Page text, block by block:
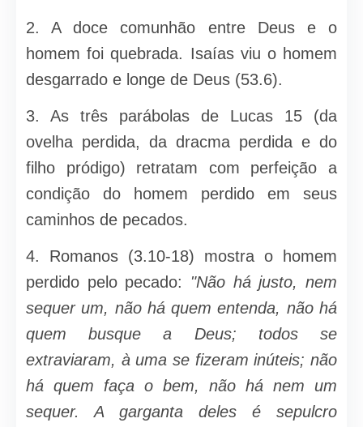
2. A doce comunhão entre Deus e o
homem foi quebrada. Isaías viu o homem
desgarrado e longe de Deus (53.6).
3. As três parábolas de Lucas 15 (da
ovelha perdida, da dracma perdida e do
filho pródigo) retratam com perfeição a
condição do ho­mem perdido em seus
caminhos de pecados.
4. Romanos (3.10-18) mostra o homem
perdido pelo pecado: "Não há justo, nem
sequer um, não há quem entenda, não há
quem busque a Deus; todos se
extraviaram, à uma se fizeram inúteis; não
há quem faça o bem, não há nem um
sequer. A garganta deles é sepulcro